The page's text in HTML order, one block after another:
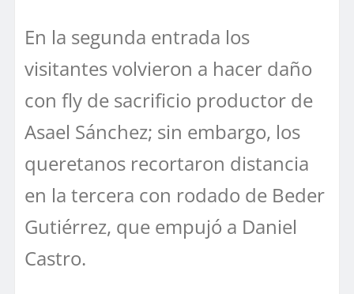
En la segunda entrada los
visitantes volvieron a hacer daño
con fly de sacrificio productor de
Asael Sánchez; sin embargo, los
queretanos recortaron distancia
en la tercera con rodado de Beder
Gutiérrez, que empujó a Daniel
Castro.